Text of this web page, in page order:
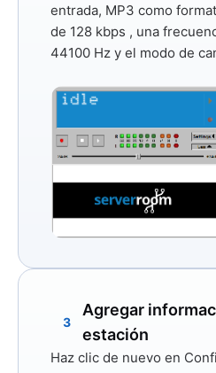
entrada, MP3 como
de 128 kbps , una
44100 Hz y el modo de
3
Agregar
estación
Haz clic de nuevo en